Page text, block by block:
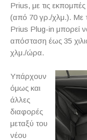
Prius, με τις
(από 70 γρ./χλμ.). Με
Prius Plug-in μπορεί
απόσταση έως 35
χλμ./ώρα.
Υπάρχουν
όμως και
άλλες
διαφορές
μεταξύ του
νέου